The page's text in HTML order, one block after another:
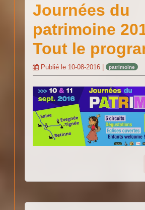
Journées du
patrimoine
Tout le
Publié le 10-08-2016 | patrimoine